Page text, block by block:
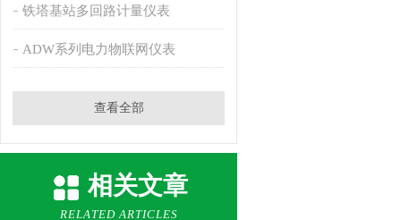
铁塔基站多回路计量仪表
ADW系列电力物联网仪表
查看全部
相关文章
RELATED ARTICLES